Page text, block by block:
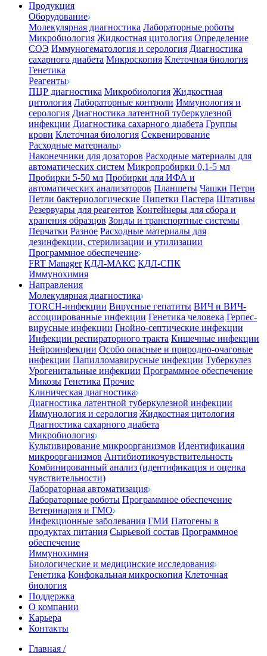
Продукция
Оборудование
Молекулярная диагностика Лабораторные роботы
Микробиология Жидкостная цитология Определение
СОЭ Иммуногематология и серология Диагностика
сахарного диабета Микроскопия Клеточная биология
Генетика
Реагенты
ПЦР диагностика Микробиология Жидкостная
цитология Лабораторные контроли Иммунология и
серология Диагностика латентной туберкулезной
инфекции Диагностика сахарного диабета Группы
крови Клеточная биология Секвенирование
Расходные материалы
Наконечники для дозаторов Расходные материалы для
автоматических систем Микропробирки 0,1-5 мл
Пробирки 5-50 мл Пробирки для ИФА и
автоматических анализаторов Планшеты Чашки Петри
Петли бактериологические Пипетки Пастера Штативы
Резервуары для реагентов Контейнеры для сбора и
хранения образцов Зонды и транспортные системы
Перчатки Разное Расходные материалы для
дезинфекции, стерилизации и утилизации
Программное обеспечение
FRT Manager КДЛ-МАКС КДЛ-СПК
Иммунохимия
Направления
Молекулярная диагностика
TORCH-инфекции Вирусные гепатиты ВИЧ и ВИЧ-
ассоциированные инфекции Генетика человека Герпес-
вирусные инфекции Гнойно-септические инфекции
Инфекции респираторного тракта Кишечные инфекции
Нейроинфекции Особо опасные и природно-очаговые
инфекции Папилломавирусные инфекции Туберкулез
Урогенитальные инфекции Программное обеспечение
Микозы Генетика Прочие
Клиническая диагностика
Диагностика латентной туберкулезной инфекции
Иммунология и серология Жидкостная цитология
Диагностика сахарного диабета
Микробиология
Культивирование микроорганизмов Идентификация
микроорганизмов Антибиотикочувствительность
Комбинированный анализ (идентификация и оценка
чувствительности)
Лабораторная автоматизация
Лабораторные роботы Программное обеспечение
Ветеринария и ГМО
Инфекционные заболевания ГМИ Патогены в
продуктах питания Сырьевой состав Программное
обеспечение
Иммунохимия
Биологические и медицинские исследования
Генетика Конфокальная микроскопия Клеточная
биология
Поддержка
О компании
Карьера
Контакты
Главная /